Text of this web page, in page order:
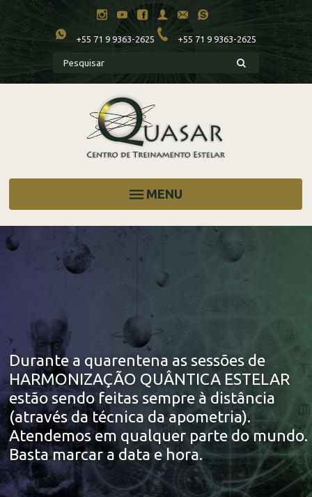
+55 71 9 9363-2625 +55 71 9 9363-2625
MENU
Durante a quarentena as sessões de
HARMONIZAÇÃO QUÂNTICA ESTELAR
estão sendo feitas sempre à distância
(através da técnica da apometria).
Atendemos em qualquer parte do mundo.
Basta marcar a data e hora.